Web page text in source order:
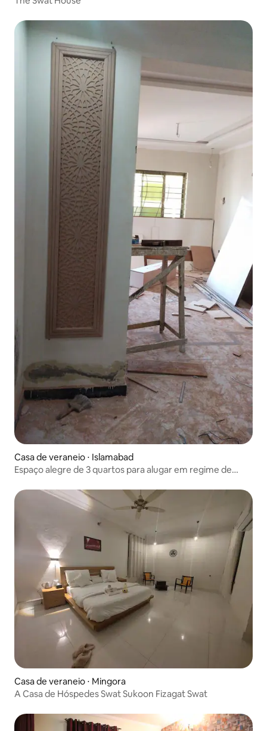
Casa de veraneio ⋅ Islamabad
Espaço alegre de 3 quartos para alugar em regime de
Casa de veraneio ⋅ Mingora
A Casa de Hóspedes Swat Sukoon Fizagat Swat